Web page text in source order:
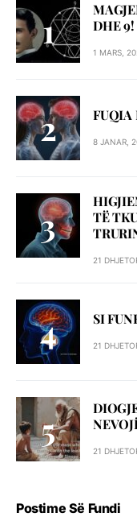
DHE 9!
1 MARS,
FUQIA
8 JANAR,
TË
21
SI
21
21
Postime Së Fundi